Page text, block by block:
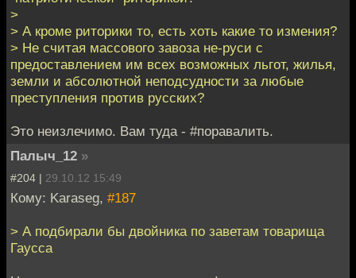
>
> А кроме риторики то, есть хоть какие то измения?
> Не считая массового завоза не-руси с
предоставлением им всех возможных льгот, жилья,
земли и абсолютной неподсудности за любые
преступления против русских?
Это неизлечимо. Вам туда - #поравалить.
Палыч_12 »
#204 | 29.10.12 15:49
Кому: Karaseg, #187
> А подбирали бы двойника по заветам товарища
Гаусса